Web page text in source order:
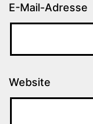
E-Mail-Adresse
Website